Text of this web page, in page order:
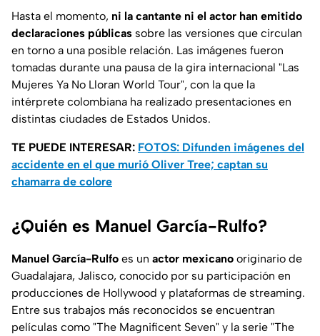
Hasta el momento, ni la cantante ni el actor han emitido
declaraciones públicas sobre las versiones que circulan
en torno a una posible relación. Las imágenes fueron
tomadas durante una pausa de la gira internacional "Las
Mujeres Ya No Lloran World Tour", con la que la
intérprete colombiana ha realizado presentaciones en
distintas ciudades de Estados Unidos.
TE PUEDE INTERESAR: FOTOS: Difunden imágenes del
accidente en el que murió Oliver Tree; captan su
chamarra de colore
¿Quién es Manuel García-Rulfo?
Manuel García-Rulfo es un actor mexicano originario de
Guadalajara, Jalisco, conocido por su participación en
producciones de Hollywood y plataformas de streaming.
Entre sus trabajos más reconocidos se encuentran
películas como "The Magnificent Seven" y la serie "The